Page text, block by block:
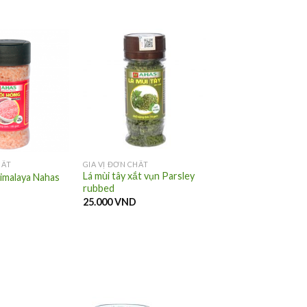
Nahas
GIA VỊ ĐƠN CHẤT
Lá mùi tây xắt vụn Parsley
rubbed
25.000VND